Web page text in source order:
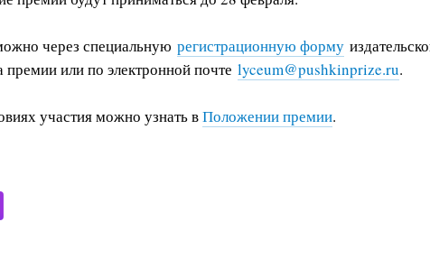
через специальнуюрегистрационную форму
или по электронной почтеlyceum@pushkinprize.ru.
участия можно узнать вПоложении премии.